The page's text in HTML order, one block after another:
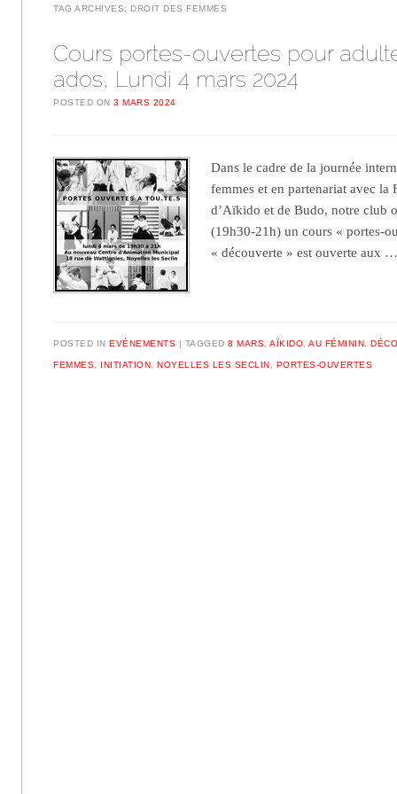
TAG ARCHIVES: DROIT DES FEMMES
Cours portes-ouvertes pour
ados, Lundi 4 mars 2024
POSTED ON3 MARS 2024
Dans le cadre de la journée
femmes et en partenariat avec la
d’Aïkido et de Budo, notre club
(19h30-21h) un cours « portes-
« découverte » est ouverte aux
POSTED INEVÉNEMENTS TAGGED8 MARS ,AÏKIDO ,AU FÉMININ ,
FEMMES INITIATION ,NOYELLES LES SECLIN PORTES-OUVERTES